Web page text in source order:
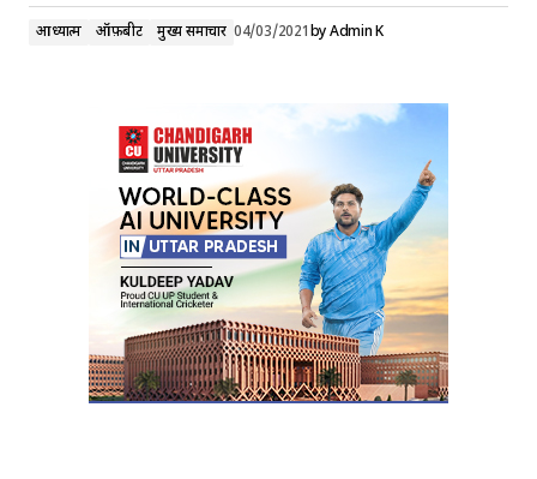
आध्यात्म ऑफ़बीट मुख्य समाचार 04/03/2021byAdmin K